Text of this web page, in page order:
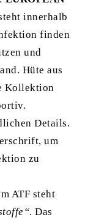
innerhalb
finden
und
Hüte aus
Kollektion
Details.
um
zu
ATF steht
. Das